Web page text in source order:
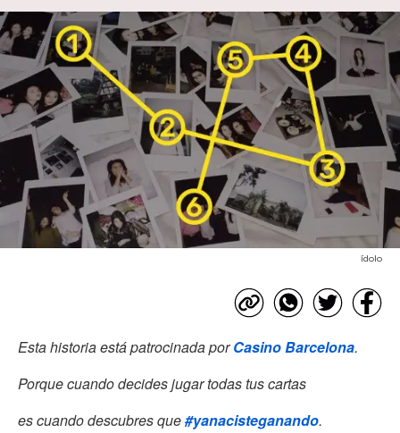
ídolo
Esta historia está patrocinada porCasino Barcelona.
Porque cuando decides jugar todas tus cartas
es cuando descubres que#yanacisteganando.